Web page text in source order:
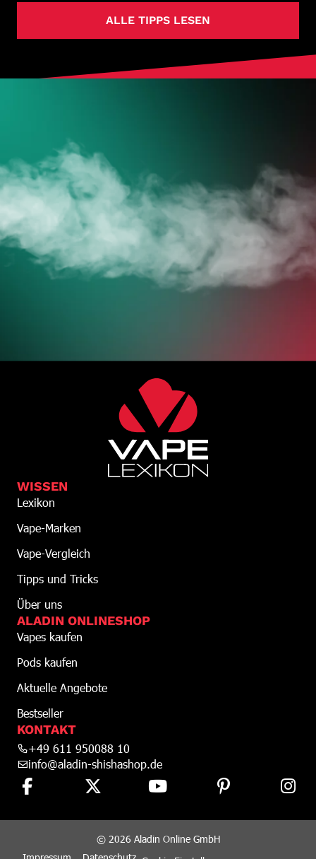
ALLE TIPPS LESEN
DEINE VAPES
JETZT ZUM ONLINESHOP
WISSEN
Lexikon
Vape-Marken
Vape-Vergleich
Tipps und Tricks
Über uns
ALADIN ONLINESHOP
Vapes kaufen
Pods kaufen
Aktuelle Angebote
Bestseller
KONTAKT
+49 611 950088 10
info@aladin-shishashop.de
© 2026 Aladin Online GmbH